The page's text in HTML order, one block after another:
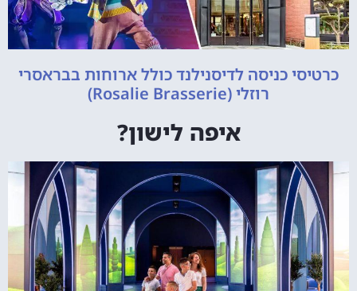
כרטיסי כניסה לדיסנילנד כולל ארוחות בבראסרי
רוזלי (Rosalie Brasserie)
איפה לישון?